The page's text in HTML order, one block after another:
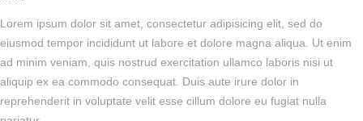
Lorem ipsum dolor sit amet, consectetur adipisicing elit, sed do
eiusmod tempor incididunt ut labore et dolore magna aliqua. Ut enim
ad minim veniam, quis nostrud exercitation ullamco laboris nisi ut
aliquip ex ea commodo consequat. Duis aute irure dolor in
reprehenderit in voluptate velit esse cillum dolore eu fugiat nulla